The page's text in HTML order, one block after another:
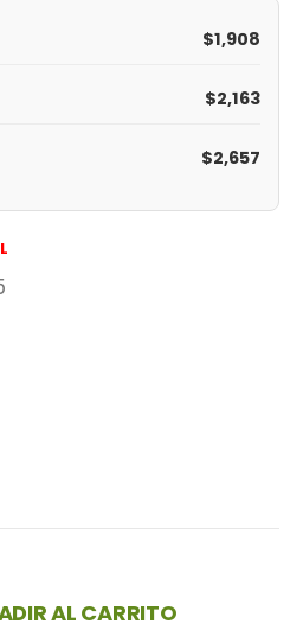
$1,908
$2,163
$2,657
AL CARRITO